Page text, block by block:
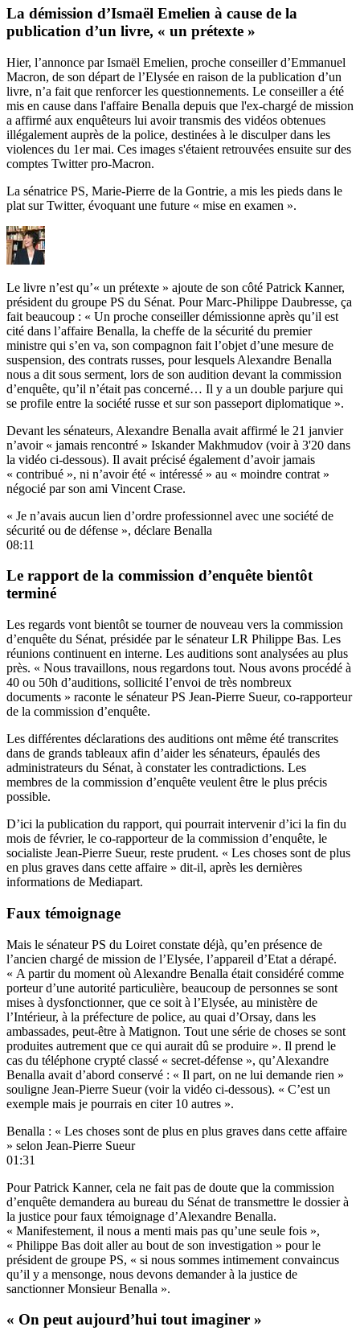
La démission d’Ismaël Emelien à cause de la
publication d’un livre, « un prétexte »
Hier, l’annonce par Ismaël Emelien, proche conseiller d’Emmanuel
Macron, de son départ de l’Elysée en raison de la publication d’un
livre, n’a fait que renforcer les questionnements. Le conseiller a été
mis en cause dans l'affaire Benalla depuis que l'ex-chargé de mission
a affirmé aux enquêteurs lui avoir transmis des vidéos obtenues
illégalement auprès de la police, destinées à le disculper dans les
violences du 1er mai. Ces images s'étaient retrouvées ensuite sur des
comptes Twitter pro-Macron.
La sénatrice PS, Marie-Pierre de la Gontrie, a mis les pieds dans le
plat sur Twitter, évoquant une future « mise en examen ».
Le livre n’est qu’« un prétexte » ajoute de son côté Patrick Kanner,
président du groupe PS du Sénat. Pour Marc-Philippe Daubresse, ça
fait beaucoup : « Un proche conseiller démissionne après qu’il est
cité dans l’affaire Benalla, la cheffe de la sécurité du premier
ministre qui s’en va, son compagnon fait l’objet d’une mesure de
suspension, des contrats russes, pour lesquels Alexandre Benalla
nous a dit sous serment, lors de son audition devant la commission
d’enquête, qu’il n’était pas concerné… Il y a un double parjure qui
se profile entre la société russe et sur son passeport diplomatique ».
Devant les sénateurs, Alexandre Benalla avait affirmé le 21 janvier
n’avoir « jamais rencontré » Iskander Makhmudov (voir à 3'20 dans
la vidéo ci-dessous). Il avait précisé également d’avoir jamais
« contribué », ni n’avoir été « intéressé » au « moindre contrat »
négocié par son ami Vincent Crase.
« Je n’avais aucun lien d’ordre professionnel avec une société de
sécurité ou de défense », déclare Benalla
08:11
Le rapport de la commission d’enquête bientôt
terminé
Les regards vont bientôt se tourner de nouveau vers la commission
d’enquête du Sénat, présidée par le sénateur LR Philippe Bas. Les
réunions continuent en interne. Les auditions sont analysées au plus
près. « Nous travaillons, nous regardons tout. Nous avons procédé à
40 ou 50h d’auditions, sollicité l’envoi de très nombreux
documents » raconte le sénateur PS Jean-Pierre Sueur, co-rapporteur
de la commission d’enquête.
Les différentes déclarations des auditions ont même été transcrites
dans de grands tableaux afin d’aider les sénateurs, épaulés des
administrateurs du Sénat, à constater les contradictions. Les
membres de la commission d’enquête veulent être le plus précis
possible.
D’ici la publication du rapport, qui pourrait intervenir d’ici la fin du
mois de février, le co-rapporteur de la commission d’enquête, le
socialiste Jean-Pierre Sueur, reste prudent. « Les choses sont de plus
en plus graves dans cette affaire » dit-il, après les dernières
informations de Mediapart.
Faux témoignage
Mais le sénateur PS du Loiret constate déjà, qu’en présence de
l’ancien chargé de mission de l’Elysée, l’appareil d’Etat a dérapé.
« A partir du moment où Alexandre Benalla était considéré comme
porteur d’une autorité particulière, beaucoup de personnes se sont
mises à dysfonctionner, que ce soit à l’Elysée, au ministère de
l’Intérieur, à la préfecture de police, au quai d’Orsay, dans les
ambassades, peut-être à Matignon. Tout une série de choses se sont
produites autrement que ce qui aurait dû se produire ». Il prend le
cas du téléphone crypté classé « secret-défense », qu’Alexandre
Benalla avait d’abord conservé : « Il part, on ne lui demande rien »
souligne Jean-Pierre Sueur (voir la vidéo ci-dessous). « C’est un
exemple mais je pourrais en citer 10 autres ».
Benalla : « Les choses sont de plus en plus graves dans cette affaire
» selon Jean-Pierre Sueur
01:31
Pour Patrick Kanner, cela ne fait pas de doute que la commission
d’enquête demandera au bureau du Sénat de transmettre le dossier à
la justice pour faux témoignage d’Alexandre Benalla.
« Manifestement, il nous a menti mais pas qu’une seule fois »,
« Philippe Bas doit aller au bout de son investigation » pour le
président de groupe PS, « si nous sommes intimement convaincus
qu’il y a mensonge, nous devons demander à la justice de
sanctionner Monsieur Benalla ».
« On peut aujourd’hui tout imaginer »